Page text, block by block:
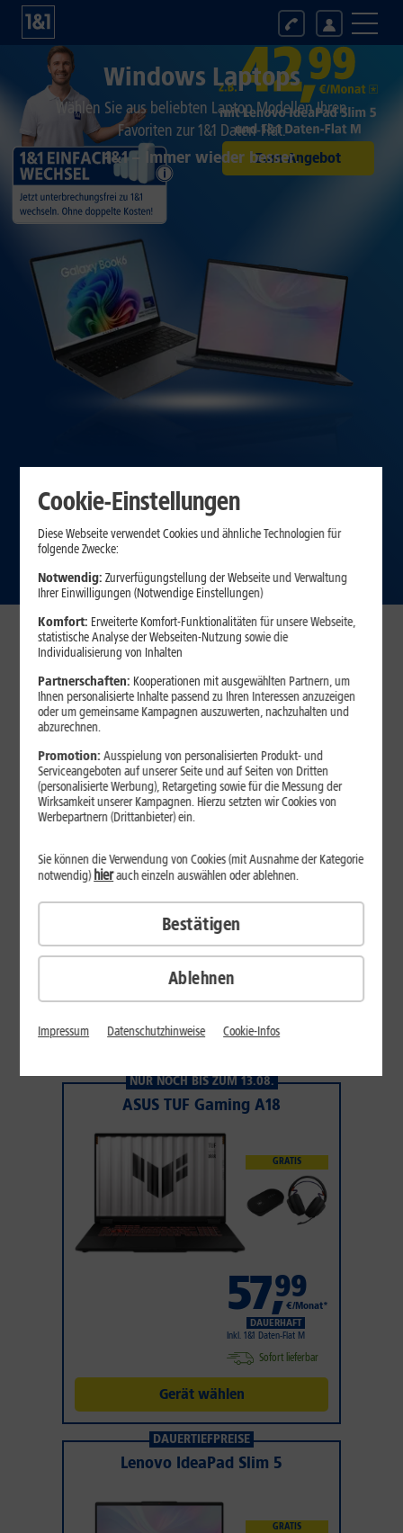
Zum Angebot
Windows Laptops
Wählen Sie aus beliebten Laptop Modellen Ihren
Favoriten zur 1&1 Daten-Flat.
1&1 – Immer wieder besser.
Unsere Top-Angebote
DAUERTIEFPREISE
ASUS VivoBook S16
GRATIS
42, €/Monat*
Inkl. 1&1 Daten-Flat M
Sofort lieferbar
Gerät wählen
NUR NOCH BIS ZUM 13.08.
ASUS TUF Gaming A18
GRATIS
57,99
€/Monat*
DAUERHAFT
Inkl. 1&1 Daten-Flat M
Sofort lieferbar
Gerät wählen
DAUERTIEFPREISE
Lenovo IdeaPad Slim 5
GRATIS
Cookie-Einstellungen
Diese Webseite verwendet Cookies und ähnliche Technologien für
folgende Zwecke:
Notwendig: Zurverfügungstellung der Webseite und Verwaltung
Ihrer Einwilligungen (Notwendige Einstellungen)
Komfort: Erweiterte Komfort-Funktionalitäten für unsere Webseite,
statistische Analyse der Webseiten-Nutzung sowie die
Individualisierung von Inhalten
Partnerschaften: Kooperationen mit ausgewählten Partnern, um
Ihnen personalisierte Inhalte passend zu Ihren Interessen anzuzeigen
oder um gemeinsame Kampagnen auszuwerten, nachzuhalten und
abzurechnen.
Promotion:Ausspielung von personalisierten Produkt- und
Serviceangeboten auf unserer Seite und auf Seiten von Dritten
(personalisierte Werbung), Retargeting sowie für die Messung der
Wirksamkeit unserer Kampagnen. Hierzu setzten wir Cookies von
Werbepartnern (Drittanbieter) ein.
Ablehnen
Sie können die Verwendung von Cookies (mit Ausnahme der Kategorie
notwendig) hierauch einzeln auswählen oder ablehnen.
Bestätigen
Impressum Datenschutzhinweise Cookie-Infos